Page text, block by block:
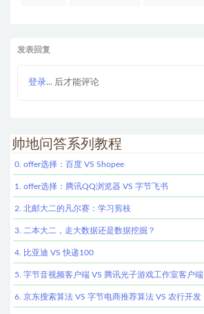
发表回复
登录... 后才能评论
帅地问答系列教程
0. offer选择：百度 VS Shopee
1. offer选择：腾讯QQ浏览器 VS 字节飞书
2. 北邮大二的凡尔赛：学习剪枝
3. 二本大二，走大数据还是数据挖掘？
4. 比亚迪 VS 快递100
5. 字节音视频客户端 VS 腾讯光子游戏工作室客户端
6. 京东搜索算法 VS 字节电商推荐算法 VS 农行开发